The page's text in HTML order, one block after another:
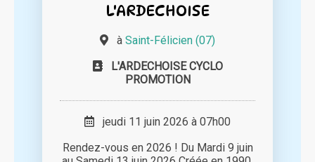
L'ARDECHOISE
à Saint-Félicien (07)
L'ARDECHOISE CYCLO
PROMOTION
jeudi 11 juin 2026 à 07h00
Rendez-vous en 2026 ! Du Mardi 9 juin